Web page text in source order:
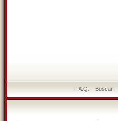
F.A.Q. Buscar